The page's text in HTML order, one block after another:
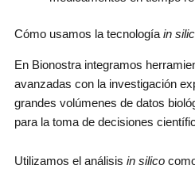
Cómo usamos la tecnologíain
En Bionostra integramos
avanzadas con la investigación
grandes volúmenes de datos
para la toma de decisiones
Utilizamos el análisis in silico